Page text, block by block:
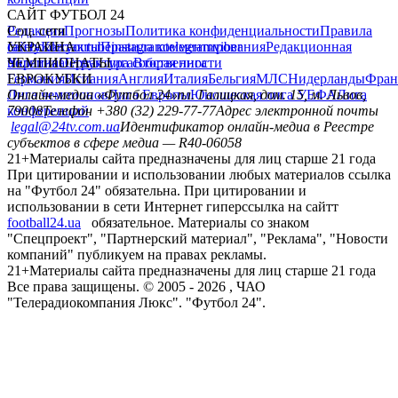
САЙТ ФУТБОЛ 24
РедакцияПрогнозыПолитика конфиденциальностиПравила
сайтуКонтактыПравила комментированияРедакционная
политикаСтруктура собственности
Соц. сети
facebookxyoutubeinstagramtelegramviber
УКРАИНА
УкраинаПервая лигаВторая лига
ЧЕМПИОНАТЫ
ГерманияИспанияАнглияИталияБельгияМЛСНидерланды
ЕВРОКУБКИ
Лига чемпионовЛига ЕвропыЮношеская лига УЕФАЛига
конференций
Онлайн-медиа «Футбол 24»пл. Галицкая, дом. 15, м. Львов,
79008Телефон +380 (32) 229-77-77Адрес электронной почты
legal@24tv.com.uaИдентификатор онлайн-медиа в Реестре
субъектов в сфере медиа — R40-06058
21+Материалы сайта предназначены для лиц старше 21 года
При цитировании и использовании любых материалов ссылка
на "Футбол 24" обязательна. При цитировании и
использовании в сети Интернет гиперссылка на сайтт
football24.ua
обязательное. Материалы со знаком
"Спецпроект", "Партнерский материал", "Реклама", "Новости
компаний" публикуем на правах рекламы.
21+Материалы сайта предназначены для лиц старше 21 года
Все права защищены. © 2005 - 2026 , ЧАО
"Телерадиокомпания Люкс". "Футбол 24".